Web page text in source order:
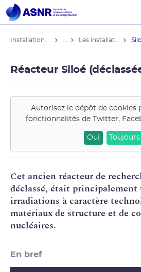
Réacteur Siloé
Autorisez le dépôt de cookies
fonctionnalités de Twitter,
Oui Toujours
Cet ancien réacteur de
déclassé, était principalement
irradiations à caractère
matériaux de structure et de
nucléaires.
En bref